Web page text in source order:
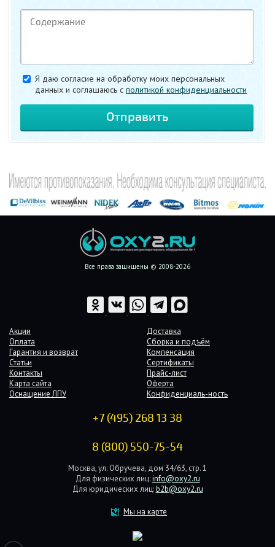
Я даю согласие на обработку моих персональных
данных и соглашаюсь c политикой конфиденциальности
Все права защищены © 2008-2026
Акции
Доставка
Оплата
Сборка и подъём
Гарантия и возврат
Компенсация
Статьи
Сертификаты
Контакты
Прайс-лист
Карта сайта
Оферта
Оснащение ЛПУ
Конфиденциаль-ность
+7 (495) 268 13 38
8 (800) 550-75-54
Москва, ул. Обручева, дом 34/63, стр. 1
Для физических лиц: info@oxy2.ru
Для юридических лиц: b2b@oxy2.ru
Мы на карте